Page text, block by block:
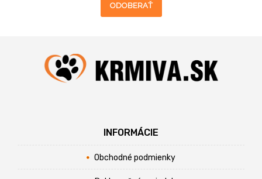
ODOBERAŤ
INFORMÁCIE
Obchodné podmienky